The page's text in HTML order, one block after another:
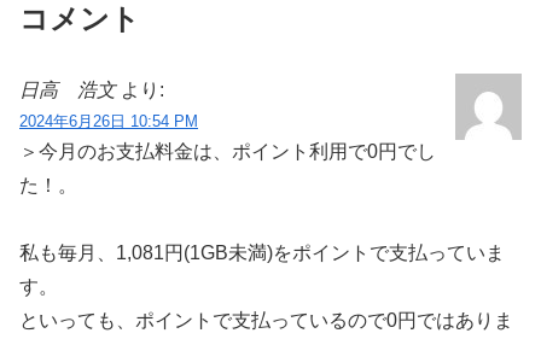
コメント
日高 浩文 より:
2024年6月26日 10:54 PM
＞今月のお支払料金は、ポイント利用で0円でし
た！。
私も毎月、1,081円(1GB未満)をポイントで支払っていま
す。
といっても、ポイントで支払っているので0円ではありま